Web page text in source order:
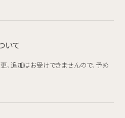
いて
、追加はお受けできませんので、予め